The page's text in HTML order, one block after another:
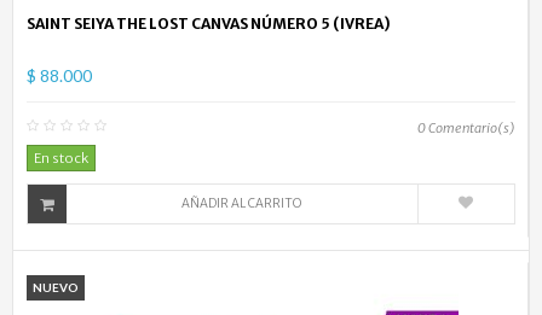
SAINT SEIYA THE LOST CANVAS NÚMERO 5 (IVREA)
$ 88.000
0Comentario(s)
En stock
AÑADIR AL CARRITO
NUEVO